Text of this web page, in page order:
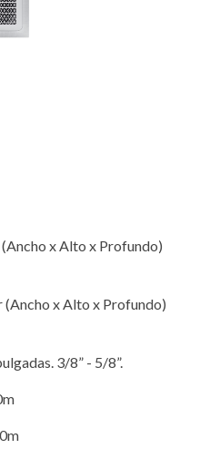
x Alto x Profundo)
(Ancho x Alto x Profundo)
3/8” - 5/8”.